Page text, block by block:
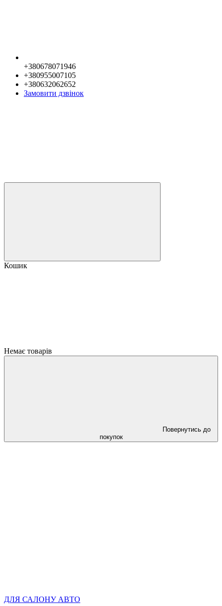
+380678071946
+380955007105
+380632062652
Замовити дзвінок
Кошик
Немає товарів
Повернутись до
покупок
ДЛЯ САЛОНУ АВТО